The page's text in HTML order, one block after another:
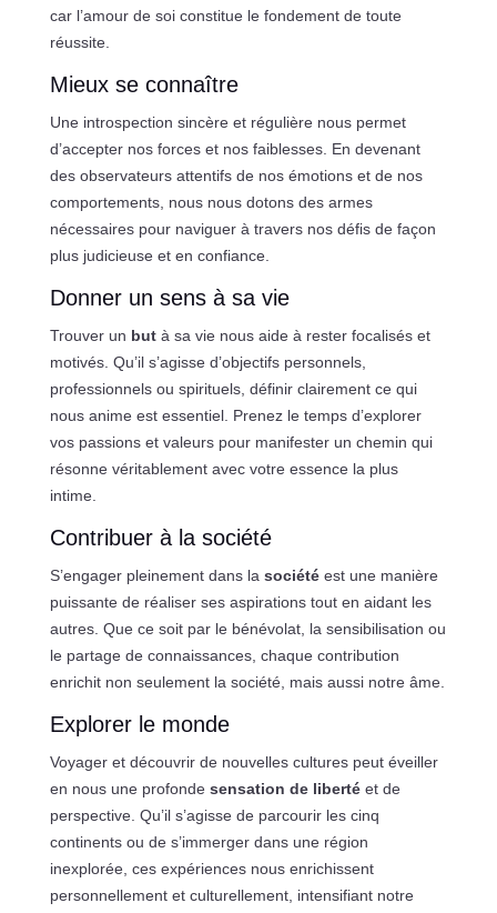
car l’amour de soi constitue le fondement de toute
réussite.
Mieux se connaître
Une introspection sincère et régulière nous permet
d’accepter nos forces et nos faiblesses. En devenant
des observateurs attentifs de nos émotions et de nos
comportements, nous nous dotons des armes
nécessaires pour naviguer à travers nos défis de façon
plus judicieuse et en confiance.
Donner un sens à sa vie
Trouver un butà sa vie nous aide à rester focalisés et
motivés. Qu’il s’agisse d’objectifs personnels,
professionnels ou spirituels, définir clairement ce qui
nous anime est essentiel. Prenez le temps d’explorer
vos passions et valeurs pour manifester un chemin qui
résonne véritablement avec votre essence la plus
intime.
Contribuer à la société
S’engager pleinement dans la sociétéest une manière
puissante de réaliser ses aspirations tout en aidant les
autres. Que ce soit par le bénévolat, la sensibilisation ou
le partage de connaissances, chaque contribution
enrichit non seulement la société, mais aussi notre âme.
Explorer le monde
Voyager et découvrir de nouvelles cultures peut éveiller
en nous une profonde sensation de libertéet de
perspective. Qu’il s’agisse de parcourir les cinq
continents ou de s’immerger dans une région
inexplorée, ces expériences nous enrichissent
personnellement et culturellement, intensifiant notre